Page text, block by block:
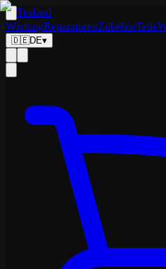
Tesland
WartungReparaturenZubehörTeile
🇩🇪DE▾